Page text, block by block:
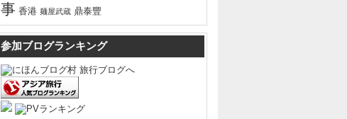
事 香港 麺屋武蔵 鼎泰豐
参加ブログランキング